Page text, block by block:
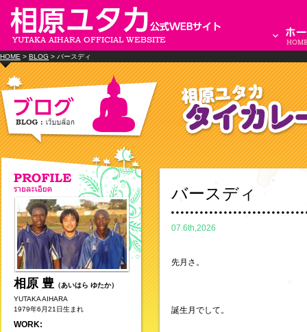
HOME > BLOG > バースディ
相原 豊 （あいはら ゆたか）
YUTAKA AIHARA
1979年6月21日生まれ
WORK:
バースディ
07.6th,2026
先月さ。
誕生月でして。